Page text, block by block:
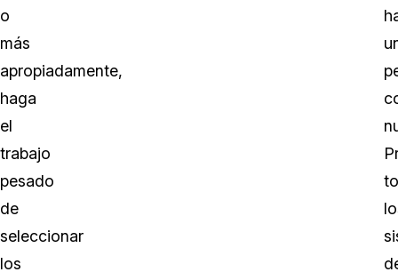
o
más
apropiadamente,
haga
el
trabajo
pesado
de
seleccionar
los